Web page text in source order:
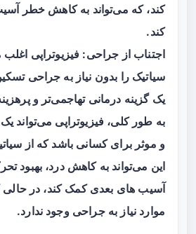
کند، که می‌تواند به کاهش خطر
کند.
اجتناب از جراحی: فیزیوتراپی اغلب
سیاتیک را بدون نیاز به جراحی
یک گزینه درمانی تهاجمی‌تر و
به طور کلی، فیزیوتراپی می‌تواند
و موثر برای کسانی باشد که از
این می‌تواند به کاهش درد، بهبود
آسیب های بعدی کمک کند، در حالی
موارد نیاز به جراحی وجود ندارد.